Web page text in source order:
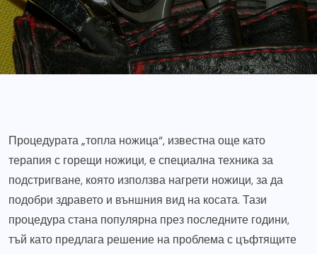
Процедурата „топла ножица“, известна още като
терапия с горещи ножици, е специална техника за
подстригване, която използва нагрети ножици, за да
подобри здравето и външния вид на косата. Тази
процедура стана популярна през последните години,
тъй като предлага решение на проблема с цъфтящите